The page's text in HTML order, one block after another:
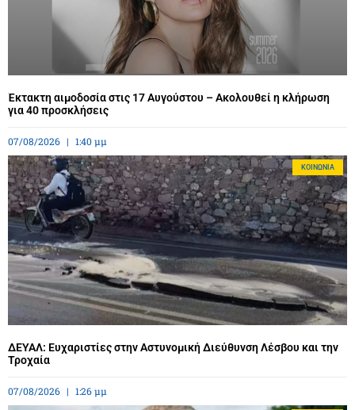
Έκτακτη αιμοδοσία στις 17 Αυγούστου – Ακολουθεί η κλήρωση
για 40 προσκλήσεις
07/08/2026 1:40 μμ
ΚΟΙΝΩΝΊΑ
ΔΕΥΑΛ: Ευχαριστίες στην Αστυνομική Διεύθυνση Λέσβου και την
Τροχαία
07/08/2026 1:26 μμ